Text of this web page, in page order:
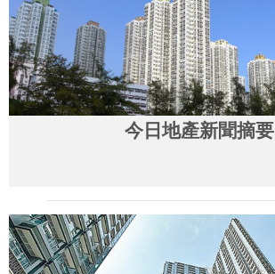
今日地產新聞摘要